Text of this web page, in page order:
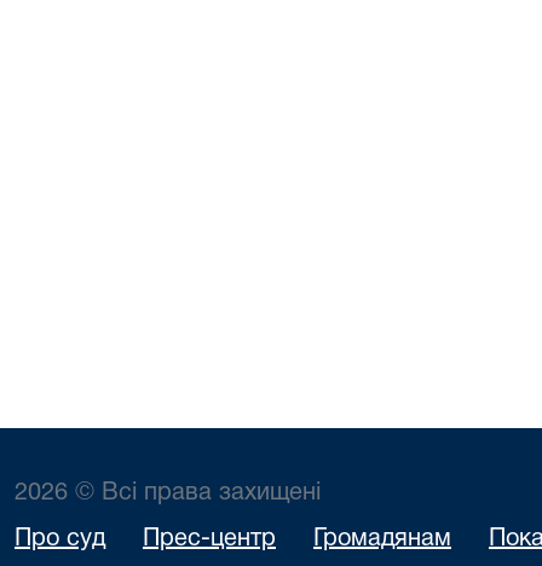
2026 © Всі права захищені
Про суд Прес-центр Громадянам